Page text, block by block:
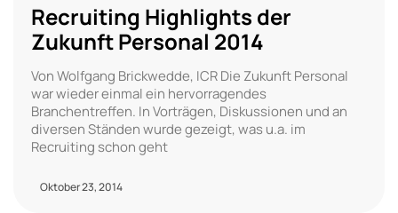
Recruiting Highlights der
Zukunft Personal 2014
Von Wolfgang Brickwedde, ICR Die Zukunft Personal
war wieder einmal ein hervorragendes
Branchentreffen. In Vorträgen, Diskussionen und an
diversen Ständen wurde gezeigt, was u.a. im
Recruiting schon geht
Oktober 23, 2014